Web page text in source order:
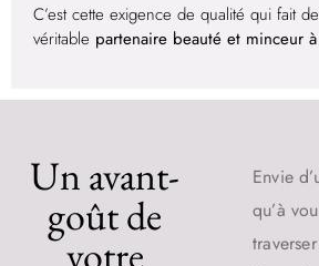
C’est cette exigence de qualité qui fait
véritable partenaire beauté et minceur
Un avant-
goût de
Envie
qu’à